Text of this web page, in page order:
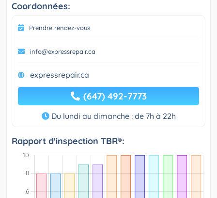
Coordonnées:
Prendre rendez-vous
info@expressrepair.ca
expressrepair.ca
(647) 492-7773
Du lundi au dimanche : de 7h à 22h
Rapport d'inspection TBR®: